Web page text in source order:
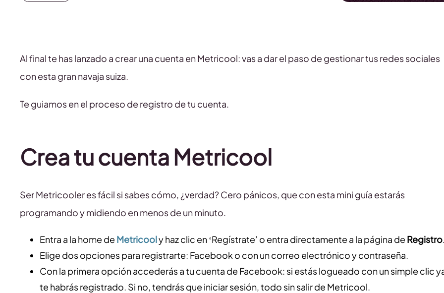
Al final te has lanzado a crear una cuenta en Metricool: vas a dar el paso de gestionar tus redes sociales
con esta gran navaja suiza.
Te guiamos en el proceso de registro de tu cuenta.
Crea tu cuenta Metricool
Ser Metricooler es fácil si sabes cómo, ¿verdad? Cero pánicos, que con esta mini guía estarás
programando y midiendo en menos de un minuto.
Entra a la home de Metricooly haz clic en ‘Regístrate’ o entra directamente a la página de Registro
Elige dos opciones para registrarte: Facebook o con un correo electrónico y contraseña.
Con la primera opción accederás a tu cuenta de Facebook: si estás logueado con un simple clic
te habrás registrado. Si no, tendrás que iniciar sesión, todo sin salir de Metricool.